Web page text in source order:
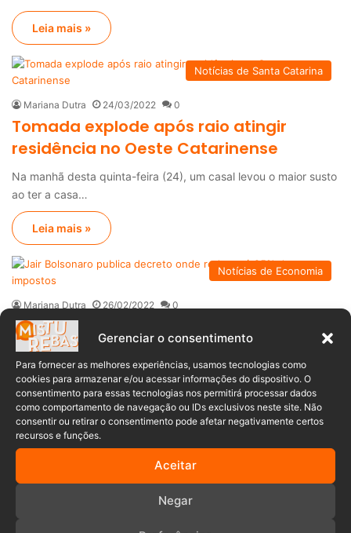
Gerenciar o consentimento
Para fornecer as melhores experiências, usamos tecnologias como
cookies para armazenar e/ou acessar informações do dispositivo. O
consentimento para essas tecnologias nos permitirá processar dados
como comportamento de navegação ou IDs exclusivos neste site. Não
consentir ou retirar o consentimento pode afetar negativamente certos
recursos e funções.
Aceitar
Negar
Leia mais »
Notícias de Santa Catarina
Mariana Dutra 24/03/2022 0
Tomada explode após raio atingir
residência no Oeste Catarinense
Na manhã desta quinta-feira (24), um casal levou o maior susto
ao ter a casa…
Leia mais »
Notícias de Economia
Mariana Dutra 26/02/2022 0
Jair Bolsonaro publica decreto onde
reduz até 25% dos impostos
Na última sexta-feira (25), o presidente Jair Bolsonaro publicou
o decreto no qual mostra a redução…
Leia mais »
Anuncia – Lateral